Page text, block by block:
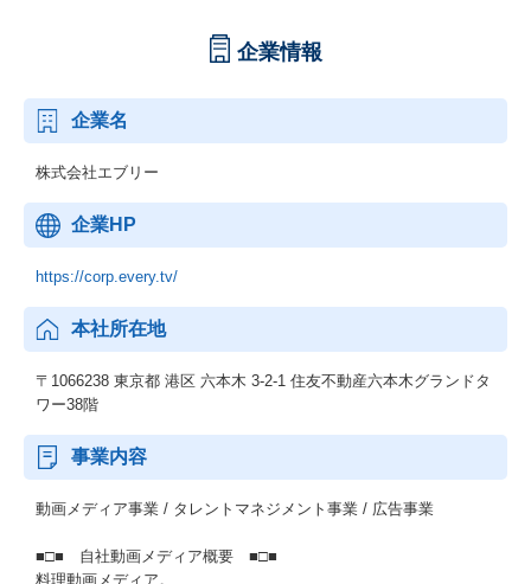
企業情報
企業名
株式会社エブリー
企業HP
https://corp.every.tv/
本社所在地
〒1066238 東京都 港区 六本木 3-2-1 住友不動産六本木グランドタ
ワー38階
事業内容
動画メディア事業 / タレントマネジメント事業 / 広告事業
■□■ 自社動画メディア概要 ■□■
料理動画メディア。